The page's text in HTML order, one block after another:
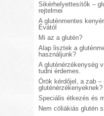
Sikérhelyettesítők –
rejtelmei
A gluténmentes
Évától
Mi az a glutén?
Alap lisztek a
használjunk?
A gluténérzékenység
tudni érdemes.
Örök kérdőjel, a zab
gluténérzékenyeknek?
Speciális étkezés és
Nem cöliákiás glutén